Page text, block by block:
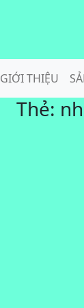
GIỚI THIỆU
Thẻ: